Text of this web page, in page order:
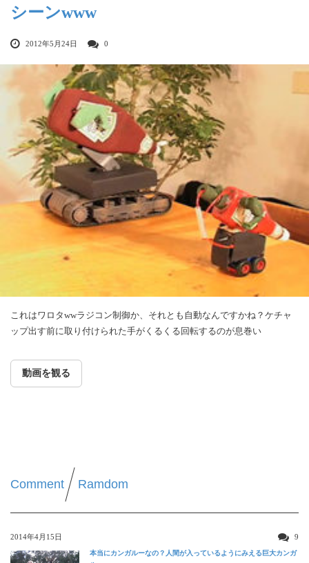
シーンwww
2012年5月24日 0
これはワロタwwラジコン制御か、それとも自動なんですかね？ケチャ
ップ出す前に取り付けられた手がくるくる回転するのが息巻い
動画を観る
Comment Ramdom
2014年4月15日 9
本当にカンガルーなの？人間が入っているようにみえる巨大カンガ